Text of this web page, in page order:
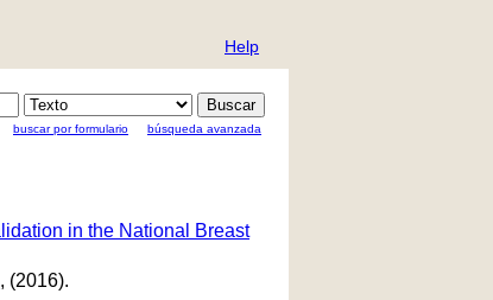
Help
buscar por formulario búsqueda avanzada
in the National Breast
, (2016).